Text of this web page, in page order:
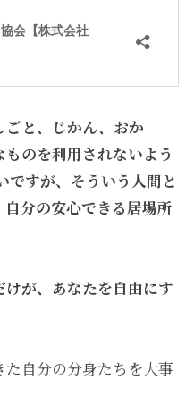
と、じかん、おか
のを利用されないよう
ですが、 そういう人間と
分の安心できる居場所
が、あなたを自由にす
自分の分身たちを大事